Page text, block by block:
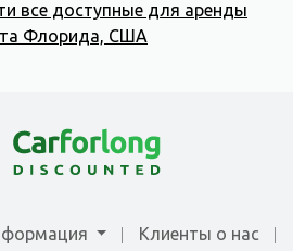
все доступные для аренды
Флорида, США
Клиенты о нас